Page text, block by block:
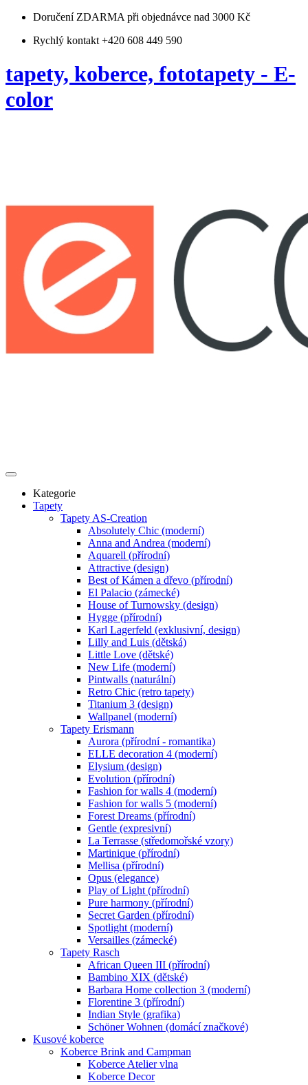
Doručení ZDARMA při objednávce nad 3000 Kč
Rychlý kontakt +420 608 449 590
tapety, koberce, fototapety - E-
color
Kategorie
Tapety
Tapety AS-Creation
Absolutely Chic (moderní)
Anna and Andrea (moderní)
Aquarell (přírodní)
Attractive (design)
Best of Kámen a dřevo (přírodní)
El Palacio (zámecké)
House of Turnowsky (design)
Hygge (přírodní)
Karl Lagerfeld (exklusivní, design)
Lilly and Luis (dětská)
Little Love (dětské)
New Life (moderní)
Pintwalls (naturální)
Retro Chic (retro tapety)
Titanium 3 (design)
Wallpanel (moderní)
Tapety Erismann
Aurora (přírodní - romantika)
ELLE decoration 4 (moderní)
Elysium (design)
Evolution (přírodní)
Fashion for walls 4 (moderní)
Fashion for walls 5 (moderní)
Forest Dreams (přírodní)
Gentle (expresivní)
La Terrasse (středomořské vzory)
Martinique (přírodní)
Mellisa (přírodní)
Opus (elegance)
Play of Light (přírodní)
Pure harmony (přírodní)
Secret Garden (přírodní)
Spotlight (moderní)
Versailles (zámecké)
Tapety Rasch
African Queen III (přírodní)
Bambino XIX (dětské)
Barbara Home collection 3 (moderní)
Florentine 3 (přírodní)
Indian Style (grafika)
Schöner Wohnen (domácí značkové)
Kusové koberce
Koberce Brink and Campman
Koberce Atelier vlna
Koberce Decor